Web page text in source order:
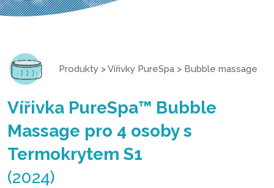
Produkty >Vířivky PureSpa > Bubble massage
Vířivka PureSpa™ Bubble
Massage pro 4 osoby s
Termokrytem S1
(2024)